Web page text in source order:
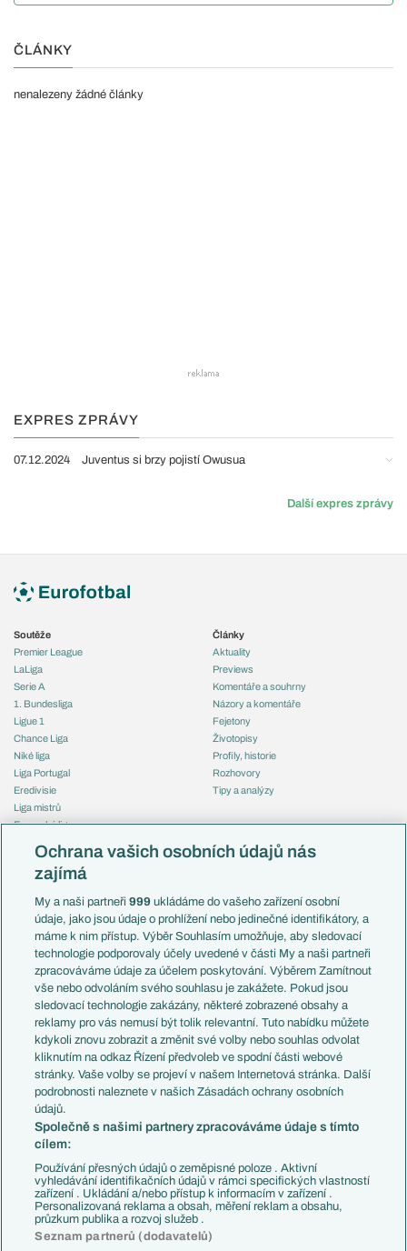
ČLÁNKY
nenalezeny žádné články
EXPRES ZPRÁVY
07.12.2024 Juventus si brzy pojistí Owusua
Další expres zprávy
Soutěže
Premier League
LaLiga
Serie A
1. Bundesliga
Ligue 1
Chance Liga
Niké liga
Liga Portugal
Eredivisie
Liga mistrů
Evropská liga
Mistrovství světa
Liga národů
Témata
Představení týmů MS
EuroSkauting
PL v kostce
Evropské koeficienty
Přestupy
Přestupové spekulace
Zranění
Kluby
Arsenal FC
Chelsea FC
Manchester United
AC Milán
Juventus FC
Bayern Mnichov
FC Barcelona
Real Madrid
Články
Aktuality
Previews
Komentáře a souhrny
Názory a komentáře
Fejetony
Životopisy
Profily, historie
Rozhovory
Tipy a analýzy
Česko
Francie
Itálie
Německo
Španělsko
Argentina
Brazílie
Přestupy
Zápasy
Livescore
Tipovací soutěž
Ochrana vašich osobních údajů nás
zajímá
My a naši partneři999 ukládáme do vašeho zařízení osobní
údaje, jako jsou údaje o prohlížení nebo jedinečné identifikátory, a
máme k nim přístup. Výběr Souhlasím umožňuje, aby sledovací
technologie podporovaly účely uvedené v části My a naši partneři
zpracováváme údaje za účelem poskytování. Výběrem Zamítnout
vše nebo odvoláním svého souhlasu je zakážete. Pokud jsou
sledovací technologie zakázány, některé zobrazené obsahy a
reklamy pro vás nemusí být tolik relevantní. Tuto nabídku můžete
kdykoli znovu zobrazit a změnit své volby nebo souhlas odvolat
kliknutím na odkaz Řízení předvoleb ve spodní části webové
stránky. Vaše volby se projeví v našem Internetová stránka. Další
podrobnosti naleznete v našich Zásadách ochrany osobních
údajů.
Společně s našimi partnery zpracováváme údaje s tímto
cílem:
Používání přesných údajů o zeměpisné poloze . Aktivní
vyhledávání identifikačních údajů v rámci specifických vlastností
zařízení . Ukládání a/nebo přístup k informacím v zařízení .
Personalizovaná reklama a obsah, měření reklam a obsahu,
průzkum publika a rozvoj služeb .
Seznam partnerů (dodavatelů)